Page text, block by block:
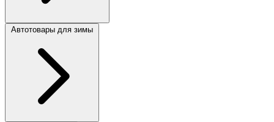
Автотовары для зимы